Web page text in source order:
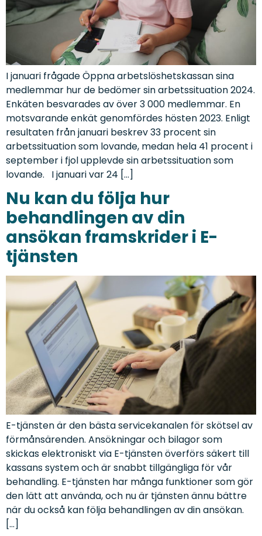
I januari frågade Öppna arbetslöshetskassan sina
medlemmar hur de bedömer sin arbetssituation 2024.
Enkäten besvarades av över 3 000 medlemmar. En
motsvarande enkät genomfördes hösten 2023. Enligt
resultaten från januari beskrev 33 procent sin
arbetssituation som lovande, medan hela 41 procent i
september i fjol upplevde sin arbetssituation som
lovande. I januari var 24 […]
Nu kan du följa hur
behandlingen av din
ansökan framskrider i E-
tjänsten
E-tjänsten är den bästa servicekanalen för skötsel av
förmånsärenden. Ansökningar och bilagor som
skickas elektroniskt via E-tjänsten överförs säkert till
kassans system och är snabbt tillgängliga för vår
behandling. E-tjänsten har många funktioner som gör
den lätt att använda, och nu är tjänsten ännu bättre
när du också kan följa behandlingen av din ansökan.
[…]